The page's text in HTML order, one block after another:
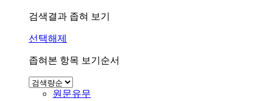
검색결과 좁혀 보기
선택해제
좁혀본 항목 보기순서
원문유무